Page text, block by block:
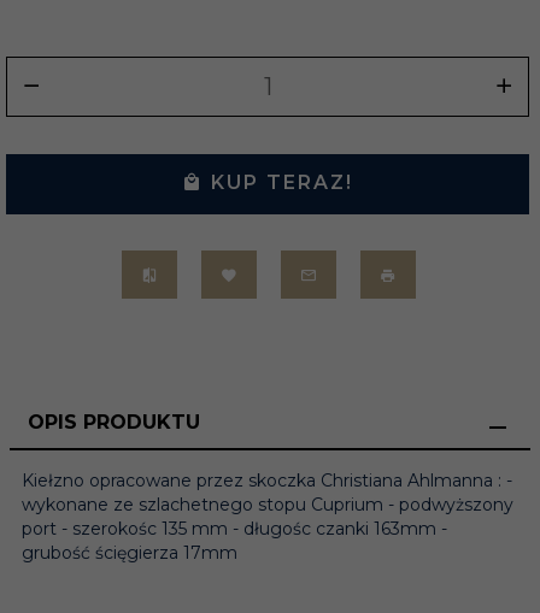
KUP TERAZ!
OPIS PRODUKTU
Kiełzno opracowane przez skoczka Christiana Ahlmanna : -
wykonane ze szlachetnego stopu Cuprium - podwyższony
port - szerokośc 135 mm - długośc czanki 163mm -
grubość ścięgierza 17mm